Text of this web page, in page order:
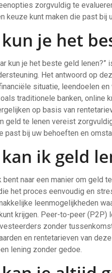
zorgvuldig te
keuze kunt maken die past bij
je het
kun je het beste geld
Het antwoord op
situatie, leendoelen
traditionele banken, online
op basis van
geld te lenen vereist
past bij uw behoeften en
ik geld
bent naar een manier om geld
het proces eenvoudig en
leenmogelijkheden
krijgen. Peer-to-peer (P2P)
zonder
en rentetarieven van
lening zonder gedoe.